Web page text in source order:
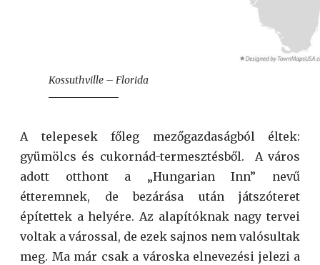
Kossuthville – Florida
A telepesek főleg mezőgazdaságból éltek:
gyümölcs és cukornád-termesztésből. A város
adott otthont a „Hungarian Inn” nevű
étteremnek, de bezárása után játszóteret
építettek a helyére. Az alapítóknak nagy tervei
voltak a várossal, de ezek sajnos nem valósultak
meg. Ma már csak a városka elnevezési jelezi a